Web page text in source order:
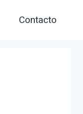
Contacto